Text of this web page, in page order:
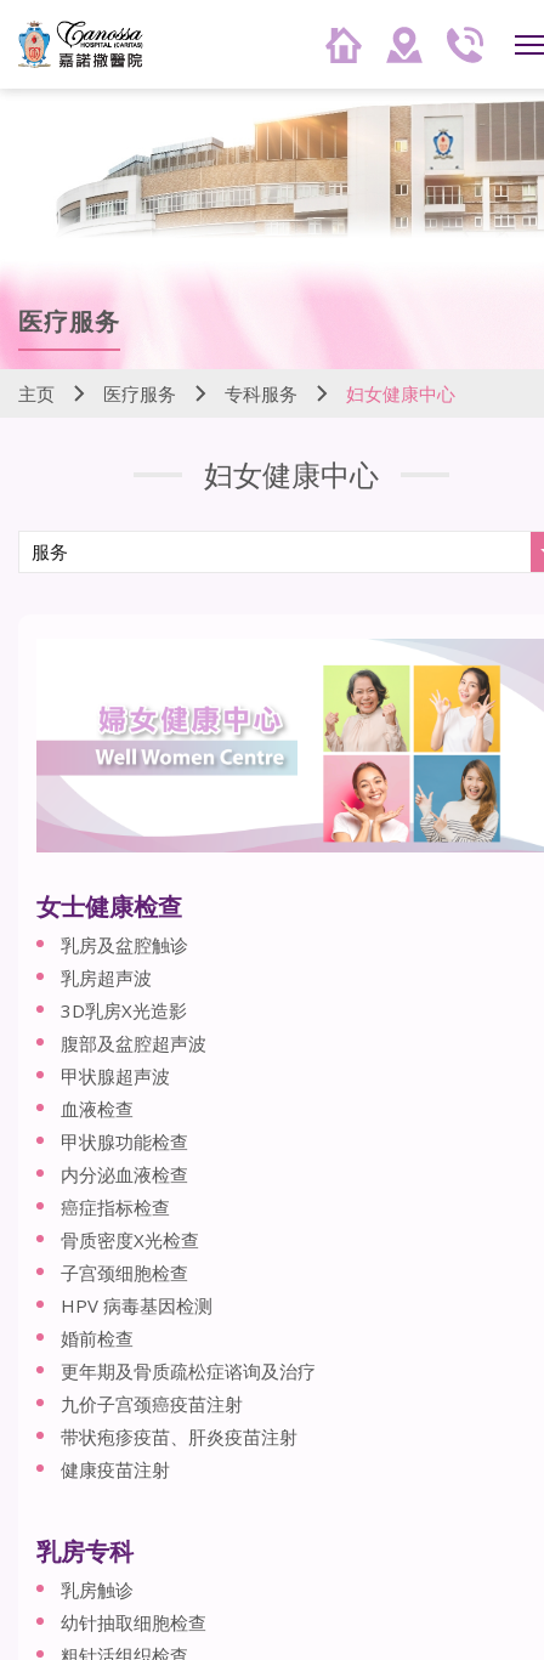
医疗服务
主页 医疗服务 专科服务 妇女健康中心
妇女健康中心
女士健康检查
乳房及盆腔触诊
乳房超声波
3D乳房X光造影
腹部及盆腔超声波
甲状腺超声波
血液检查
甲状腺功能检查
内分泌血液检查
癌症指标检查
骨质密度X光检查
子宫颈细胞检查
HPV 病毒基因检测
婚前检查
更年期及骨质疏松症谘询及治疗
九价子宫颈癌疫苗注射
带状疱疹疫苗、肝炎疫苗注射
健康疫苗注射
乳房专科
乳房触诊
幼针抽取细胞检查
粗针活组织检查